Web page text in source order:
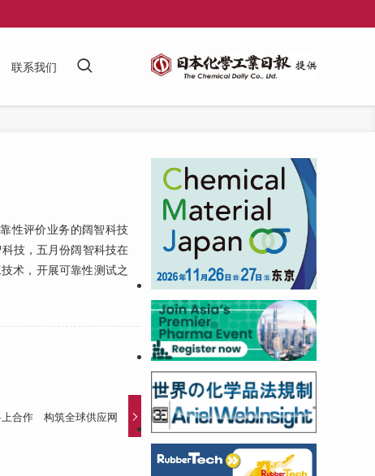
联系我们
性评价业务的阔智科技
技，五月份阔智科技在
术，开展可靠性测试之
合作 构筑全球供应网